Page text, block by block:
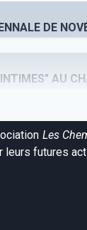
DE
AU
Les
leurs futures